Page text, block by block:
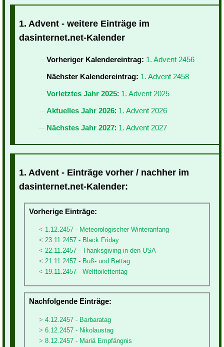
1. Advent - weitere Einträge im
dasinternet.net-Kalender
Vorheriger Kalendereintrag: 1. Advent 2456
Nächster Kalendereintrag: 1. Advent 2458
Vorletztes Jahr 2025: 1. Advent 2025
Aktuelles Jahr 2026: 1. Advent 2026
Nächstes Jahr 2027: 1. Advent 2027
1. Advent - Einträge vorher / nachher im
dasinternet.net-Kalender:
Vorherige Einträge:
1.12.2457 - Meteorologischer Winteranfang
23.11.2457 - Black Friday
22.11.2457 - Thanksgiving in den USA
21.11.2457 - Buß- und Bettag
19.11.2457 - Welttoilettentag
Nachfolgende Einträge:
4.12.2457 - Barbaratag
6.12.2457 - Nikolaustag
8.12.2457 - Mariä Empfängnis